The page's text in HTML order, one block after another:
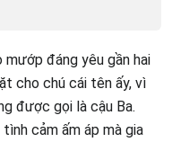
đáng yêu gần hai
cho chú cái tên ấy, vì
được gọi là cậu Ba.
cảm ấm áp mà gia